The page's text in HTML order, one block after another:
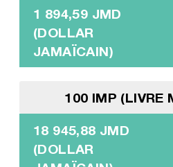
1 894,59 JMD
(DOLLAR
JAMAÏCAIN)
100 IMP (LIVRE
18 945,88 JMD
(DOLLAR